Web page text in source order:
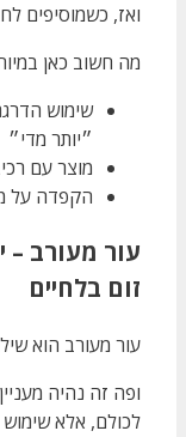
ואז, כשמוסיפים
מה חשוב כאן
שימוש
״יותר מדי״
מוצר עם
הקפדה על
זום בלחיים
עור מעורב הוא
ופה זה נהיה
לכולם, אלא